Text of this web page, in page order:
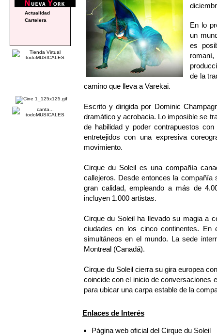
En lo
un
es
de la
camino que lleva a Varekai.
Escrito y dirigida por Dominic
dramático y acrobacia. Lo imposible se
de habilidad y poder contrapuestos
entretejidos con una expresiva
movimiento.
Cirque du Soleil es una compañía
callejeros. Desde entonces la compañía
gran calidad, empleando a más de
incluyen 1.000 artistas.
Cirque du Soleil ha llevado su magia a
ciudades en los cinco continentes. En
simultáneos en el mundo. La sede
Montreal (Canadá).
Cirque du Soleil cierra su gira europea
coincide con el inicio de conversaciones
para ubicar una carpa estable de la
Enlaces de Interés
Página web oficial del Cirque du Soleil
Actualidad
Cartelera